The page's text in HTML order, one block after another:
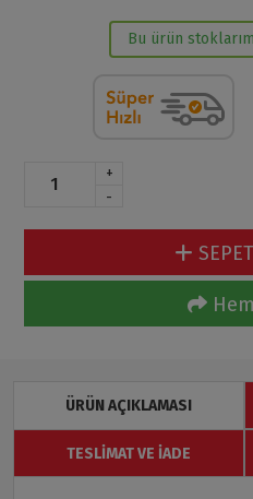
Bu ürün
+
-
ÜRÜN AÇIKLAMASI
TESLIMAT VE İADE